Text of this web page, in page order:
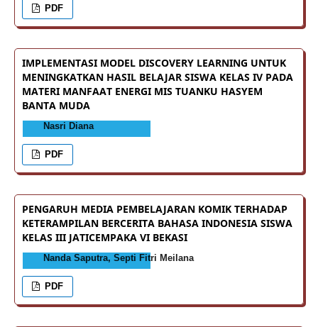
PDF
IMPLEMENTASI MODEL DISCOVERY LEARNING UNTUK
MENINGKATKAN HASIL BELAJAR SISWA KELAS IV PADA
MATERI MANFAAT ENERGI MIS TUANKU HASYEM
BANTA MUDA
Nasri Diana
PDF
PENGARUH MEDIA PEMBELAJARAN KOMIK TERHADAP
KETERAMPILAN BERCERITA BAHASA INDONESIA SISWA
KELAS III JATICEMPAKA VI BEKASI
Nanda Saputra, Septi Fitri Meilana
PDF